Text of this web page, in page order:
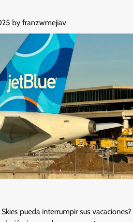
by franzwmejiav
pueda interrumpir sus vacaciones?